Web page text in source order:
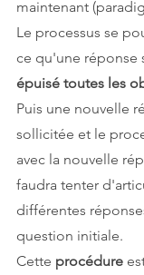
maintenant
Le processus se
ce qu'une réponse
épuisé toutes les
Puis une nouvelle
sollicitée et le
avec la nouvelle
faudra tenter
différentes
question initiale.
Cette procédure